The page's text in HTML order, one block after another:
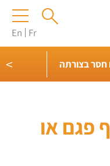
En Fr
> חסר בצורתה
פגם או